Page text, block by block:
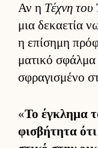
Αν η Τέχνη
μια δεκαετία
η επίσημη
ματικό σφάλμα
σφραγισμένο
«Το έγκλημα
φισβήτητα